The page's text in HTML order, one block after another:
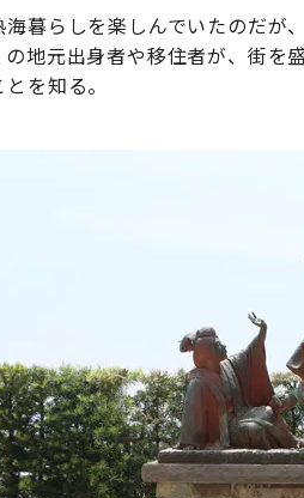
暮らしを楽しんでいたのだが
地元出身者や移住者が、街
を知る。